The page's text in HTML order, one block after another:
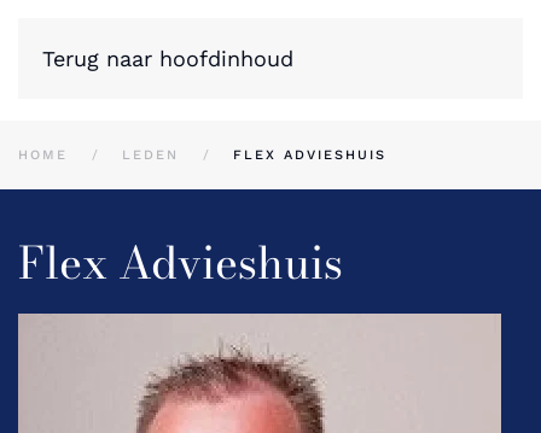
Terug naar hoofdinhoud
HOME LEDEN FLEX ADVIESHUIS
Flex Advieshuis